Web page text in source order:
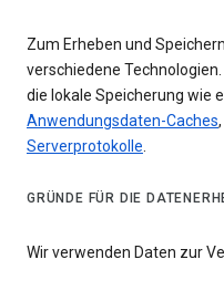
Zum Erheben und
verschiedene
die lokale Speicherung wie
Anwendungsdaten-Caches
Serverprotokolle.
GRÜNDE FÜR DIE
Wir verwenden Daten zur